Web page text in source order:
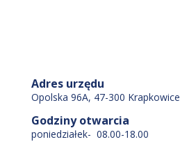
Adres urzędu
Opolska 96A, 47-300 Krapkowice
Godziny otwarcia
poniedziałek- 08.00-18.00